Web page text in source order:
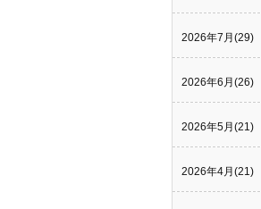
2026年7月(29)
2026年6月(26)
2026年5月(21)
2026年4月(21)